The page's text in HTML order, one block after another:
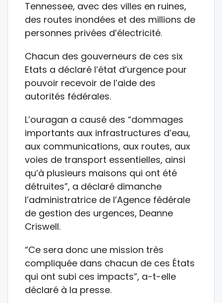
Tennessee, avec des villes en ruines,
des routes inondées et des millions de
personnes privées d’électricité.
Chacun des gouverneurs de ces six
Etats a déclaré l’état d’urgence pour
pouvoir recevoir de l’aide des
autorités fédérales.
L’ouragan a causé des “dommages
importants aux infrastructures d’eau,
aux communications, aux routes, aux
voies de transport essentielles, ainsi
qu’à plusieurs maisons qui ont été
détruites”, a déclaré dimanche
l’administratrice de l’Agence fédérale
de gestion des urgences, Deanne
Criswell.
“Ce sera donc une mission très
compliquée dans chacun de ces États
qui ont subi ces impacts”, a-t-elle
déclaré à la presse.